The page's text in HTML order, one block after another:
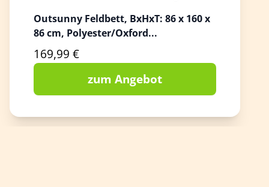
Outsunny Feldbett, BxHxT: 86 x 160 x
86 cm, Polyester/Oxford...
169,99 €
zum Angebot